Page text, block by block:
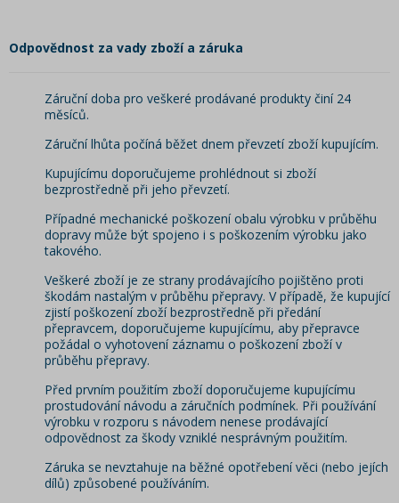
Odpovědnost za vady zboží a záruka
Záruční doba pro veškeré prodávané produkty činí 24
měsíců.
Záruční lhůta počíná běžet dnem převzetí zboží kupujícím.
Kupujícímu doporučujeme prohlédnout si zboží
bezprostředně při jeho převzetí.
Případné mechanické poškození obalu výrobku v průběhu
dopravy může být spojeno i s poškozením výrobku jako
takového.
Veškeré zboží je ze strany prodávajícího pojištěno proti
škodám nastalým v průběhu přepravy. V případě, že kupující
zjistí poškození zboží bezprostředně při předání
přepravcem, doporučujeme kupujícímu, aby přepravce
požádal o vyhotovení záznamu o poškození zboží v
průběhu přepravy.
Před prvním použitím zboží doporučujeme kupujícímu
prostudování návodu a záručních podmínek. Při používání
výrobku v rozporu s návodem nenese prodávající
odpovědnost za škody vzniklé nesprávným použitím.
Záruka se nevztahuje na běžné opotřebení věci (nebo jejích
dílů) způsobené používáním.